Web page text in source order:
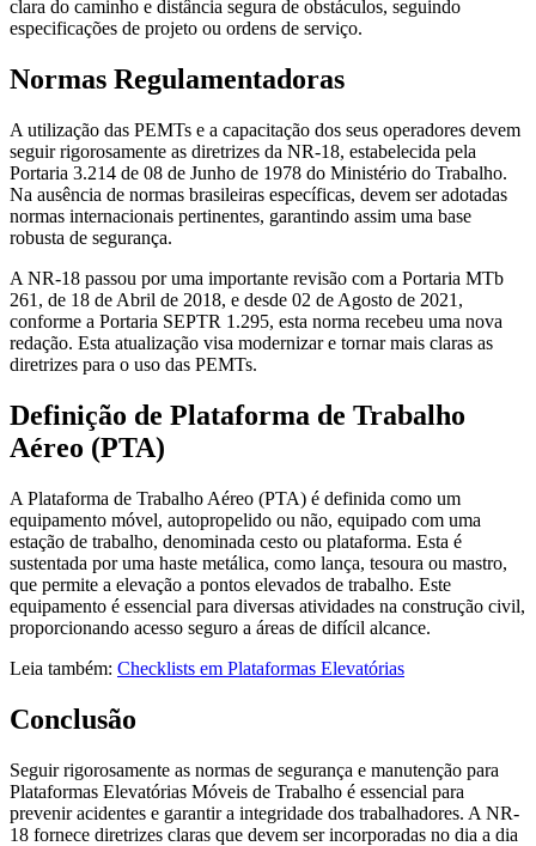
clara do caminho e distância segura de obstáculos, seguindo
especificações de projeto ou ordens de serviço.
Normas Regulamentadoras
A utilização das PEMTs e a capacitação dos seus operadores devem
seguir rigorosamente as diretrizes da NR-18, estabelecida pela
Portaria 3.214 de 08 de Junho de 1978 do Ministério do Trabalho.
Na ausência de normas brasileiras específicas, devem ser adotadas
normas internacionais pertinentes, garantindo assim uma base
robusta de segurança.
A NR-18 passou por uma importante revisão com a Portaria MTb
261, de 18 de Abril de 2018, e desde 02 de Agosto de 2021,
conforme a Portaria SEPTR 1.295, esta norma recebeu uma nova
redação. Esta atualização visa modernizar e tornar mais claras as
diretrizes para o uso das PEMTs.
Definição de Plataforma de Trabalho
Aéreo (PTA)
A Plataforma de Trabalho Aéreo (PTA) é definida como um
equipamento móvel, autopropelido ou não, equipado com uma
estação de trabalho, denominada cesto ou plataforma. Esta é
sustentada por uma haste metálica, como lança, tesoura ou mastro,
que permite a elevação a pontos elevados de trabalho. Este
equipamento é essencial para diversas atividades na construção civil,
proporcionando acesso seguro a áreas de difícil alcance.
Leia também: Checklists em Plataformas Elevatórias
Conclusão
Seguir rigorosamente as normas de segurança e manutenção para
Plataformas Elevatórias Móveis de Trabalho é essencial para
prevenir acidentes e garantir a integridade dos trabalhadores. A NR-
18 fornece diretrizes claras que devem ser incorporadas no dia a dia